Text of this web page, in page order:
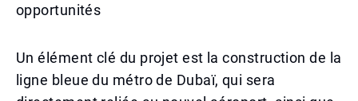
opportunités
Un élément clé du projet est la construction de la
ligne bleue du métro de Dubaï, qui sera